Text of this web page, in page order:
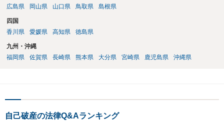
広島県
岡山県 山口県 鳥取県 島根県
四国
香川県
愛媛県 高知県 徳島県
九州・沖縄
福岡県
佐賀県 長崎県 熊本県 大分県 宮崎県 鹿児島県 沖縄県
自己破産の法律Q&Aランキング